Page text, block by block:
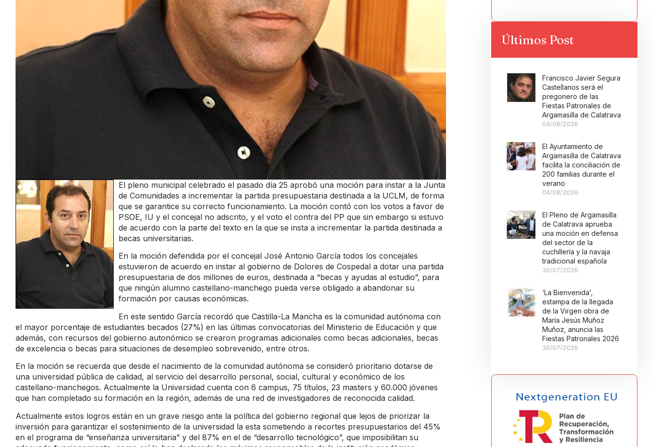
El pleno municipal celebrado el pasado día 25 aprobó una moción para instar a la Junta
de Comunidades a incrementar la partida presupuestaria destinada a la UCLM, de forma
que se garantice su correcto funcionamiento. La moción contó con los votos a favor de
PSOE, IU y el concejal no adscrito, y el voto el contra del PP que sin embargo si estuvo
de acuerdo con la parte del texto en la que se insta a incrementar la partida destinada a
becas universitarias.
En la moción defendida por el concejal José Antonio García todos los concejales
estuvieron de acuerdo en instar al gobierno de Dolores de Cospedal a dotar una partida
presupuestaria de dos millones de euros, destinada a “becas y ayudas al estudio”, para
que ningún alumno castellano-manchego pueda verse obligado a abandonar su
formación por causas económicas.
En este sentido García recordó que Castilla-La Mancha es la comunidad autónoma con
el mayor porcentaje de estudiantes becados (27%) en las últimas convocatorias del Ministerio de Educación y que
además, con recursos del gobierno autonómico se crearon programas adicionales como becas adicionales, becas
de excelencia o becas para situaciones de desempleo sobrevenido, entre otros.
En la moción se recuerda que desde el nacimiento de la comunidad autónoma se consideró prioritario dotarse de
una universidad pública de calidad, al servicio del desarrollo personal, social, cultural y económico de los
castellano-manchegos. Actualmente la Universidad cuenta con 6 campus, 75 títulos, 23 masters y 60.000 jóvenes
que han completado su formación en la región, además de una red de investigadores de reconocida calidad.
Actualmente estos logros están en un grave riesgo ante la política del gobierno regional que lejos de priorizar la
inversión para garantizar el sostenimiento de la universidad la esta sometiendo a recortes presupuestarios del 45%
en el programa de “enseñanza universitaria” y del 87% en el de “desarrollo tecnológico”, que imposibilitan su
Últimos Post
Francisco Javier Segura
Castellanos será el
pregonero de las
Fiestas Patronales de
Argamasilla de Calatrava
04/08/2026
El Ayuntamiento de
Argamasilla de Calatrava
facilita la conciliación de
200 familias durante el
verano
04/08/2026
El Pleno de Argamasilla
de Calatrava aprueba
una moción en defensa
del sector de la
cuchillería y la navaja
tradicional española
30/07/2026
‘La Bienvenida’,
estampa de la llegada
de la Virgen obra de
María Jesús Muñoz
Muñoz, anuncia las
Fiestas Patronales 2026
30/07/2026